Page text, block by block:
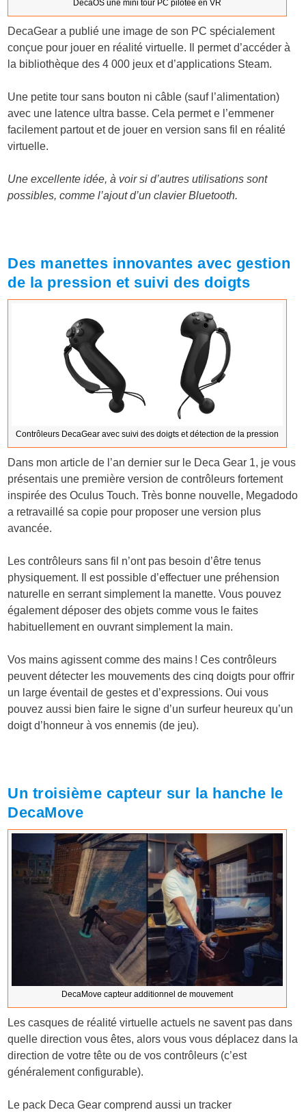
DecaOS une mini tour PC pilotée en VR
DecaGear a publié une image de son PC spécialement
conçue pour jouer en réalité virtuelle. Il permet d’accéder à
la bibliothèque des 4 000 jeux et d’applications Steam.
Une petite tour sans bouton ni câble (sauf l’alimentation)
avec une latence ultra basse. Cela permet e l’emmener
facilement partout et de jouer en version sans fil en réalité
virtuelle.
Une excellente idée, à voir si d’autres utilisations sont
possibles, comme l’ajout d’un clavier Bluetooth.
Des manettes innovantes avec gestion
de la pression et suivi des doigts
Contrôleurs DecaGear avec suivi des doigts et détection de la pression
Dans mon article de l’an dernier sur le Deca Gear 1, je vous
présentais une première version de contrôleurs fortement
inspirée des Oculus Touch. Très bonne nouvelle, Megadodo
a retravaillé sa copie pour proposer une version plus
avancée.
Les contrôleurs sans fil n’ont pas besoin d’être tenus
physiquement. Il est possible d’effectuer une préhension
naturelle en serrant simplement la manette. Vous pouvez
également déposer des objets comme vous le faites
habituellement en ouvrant simplement la main.
Vos mains agissent comme des mains ! Ces contrôleurs
peuvent détecter les mouvements des cinq doigts pour offrir
un large éventail de gestes et d’expressions. Oui vous
pouvez aussi bien faire le signe d’un surfeur heureux qu’un
doigt d’honneur à vos ennemis (de jeu).
Un troisième capteur sur la hanche le
DecaMove
DecaMove capteur additionnel de mouvement
Les casques de réalité virtuelle actuels ne savent pas dans
quelle direction vous êtes, alors vous vous déplacez dans la
direction de votre tête ou de vos contrôleurs (c’est
généralement configurable).
Le pack Deca Gear comprend aussi un tracker